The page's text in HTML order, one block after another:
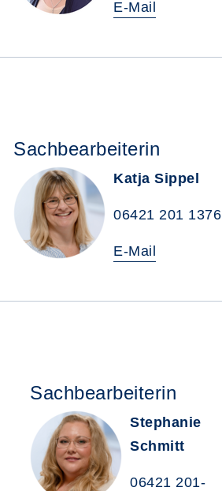
E-Mail
Sachbearbeiterin
Katja Sippel
06421 201 1376
E-Mail
Sachbearbeiterin
Stephanie
Schmitt
06421 201-